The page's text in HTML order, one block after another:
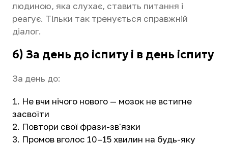
людиною, яка слухає, ставить питання і
реагує. Тільки так тренується справжній
діалог.
6) За день до іспиту і в день іспиту
За день до:
Не вчи нічого нового — мозок не встигне
засвоїти
Повтори свої фрази-зв'язки
Промов вголос 10–15 хвилин на будь-яку